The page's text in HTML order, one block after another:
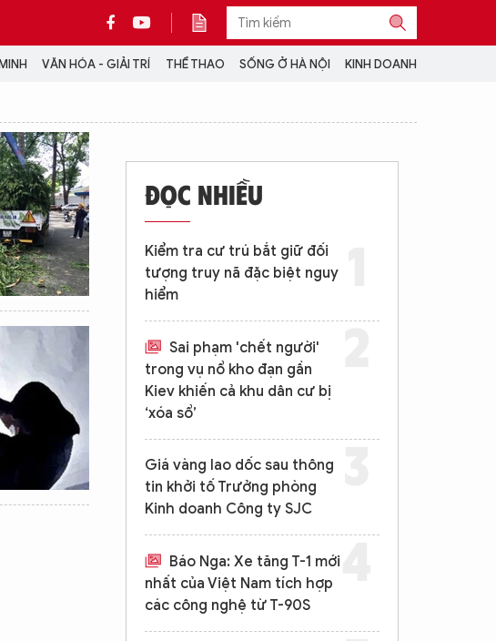
VĂN HÓA - GIẢI TRÍ THỂ THAO SỐNG Ở HÀ NỘI KINH DOANH
CỘNG TÁC VỚI ANTĐ
TRA CỨU XE
HOTLINE: 032 9907 579
ĐỌC NHIỀU
Kiểm tra cư trú bắt giữ đối
tượng truy nã đặc biệt nguy
hiểm
Sai phạm 'chết người'
trong vụ nổ kho đạn gần
Kiev khiến cả khu dân cư bị
‘xóa sổ’
Giá vàng lao dốc sau thông
tin khởi tố Trưởng phòng
Kinh doanh Công ty SJC
Báo Nga: Xe tăng T-1 mới
nhất của Việt Nam tích hợp
các công nghệ từ T-90S